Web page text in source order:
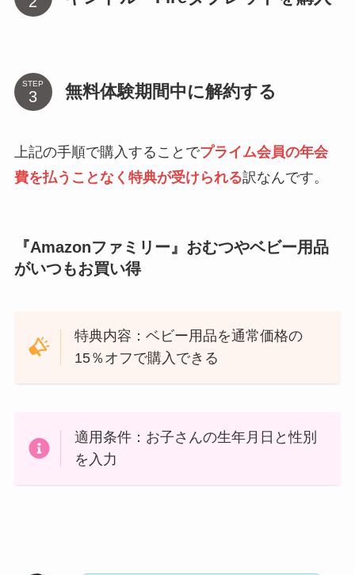
STEP 無料体験期間中に解約する
上記の手順で購入することでプライム会員の年会
費を払うことなく特典が受けられる訳なんです。
『Amazonファミリー』おむつやベビー用品
がいつもお買い得
特典内容：ベビー用品を通常価格の
15％オフで購入できる
適用条件：お子さんの生年月日と性別
を入力